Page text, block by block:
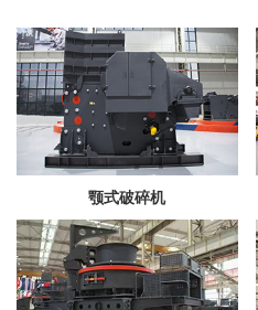
颚式破碎机